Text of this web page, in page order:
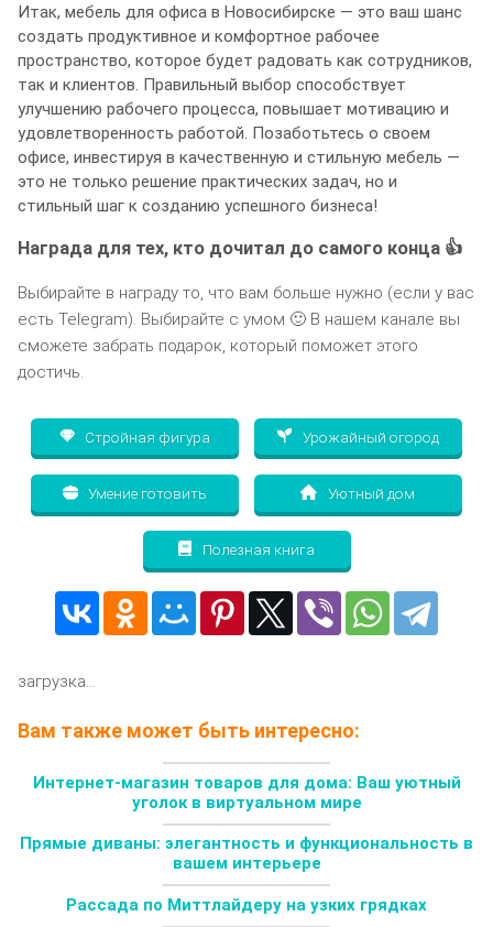
Итак, мебель для офиса в Новосибирске — это ваш шанс
создать продуктивное и комфортное рабочее
пространство, которое будет радовать как сотрудников,
так и клиентов. Правильный выбор способствует
улучшению рабочего процесса, повышает мотивацию и
удовлетворенность работой. Позаботьтесь о своем
офисе, инвестируя в качественную и стильную мебель —
это не только решение практических задач, но и
стильный шаг к созданию успешного бизнеса!
Награда для тех, кто дочитал до самого конца 👍
Выбирайте в награду то, что вам больше нужно (если у вас
есть Telegram). Выбирайте с умом 🙂 В нашем канале вы
сможете забрать подарок, который поможет этого
достичь.
Стройная фигура Урожайный огород
Умение готовить Уютный дом
Полезная книга
загрузка...
Вам также может быть интересно:
Интернет-магазин товаров для дома: Ваш уютный
уголок в виртуальном мире
Прямые диваны: элегантность и функциональность в
вашем интерьере
Рассада по Миттлайдеру на узких грядках